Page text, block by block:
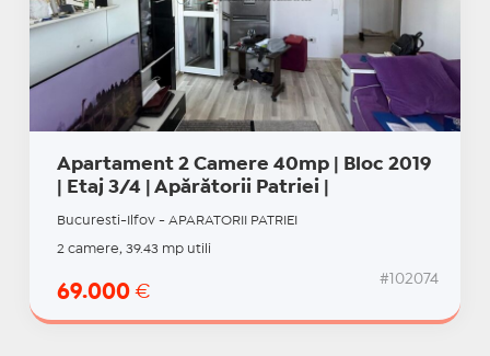
Apartament 2 Camere 40mp | Bloc 2019
| Etaj 3/4 | Apărătorii Patriei |
Bucuresti-Ilfov - APARATORII PATRIEI
2 camere, 39.43 mp utili
69.000 €
#102074